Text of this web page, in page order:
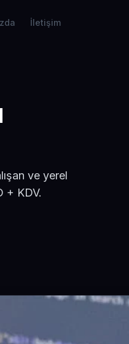
İletişim
ve yerel
+ KDV.